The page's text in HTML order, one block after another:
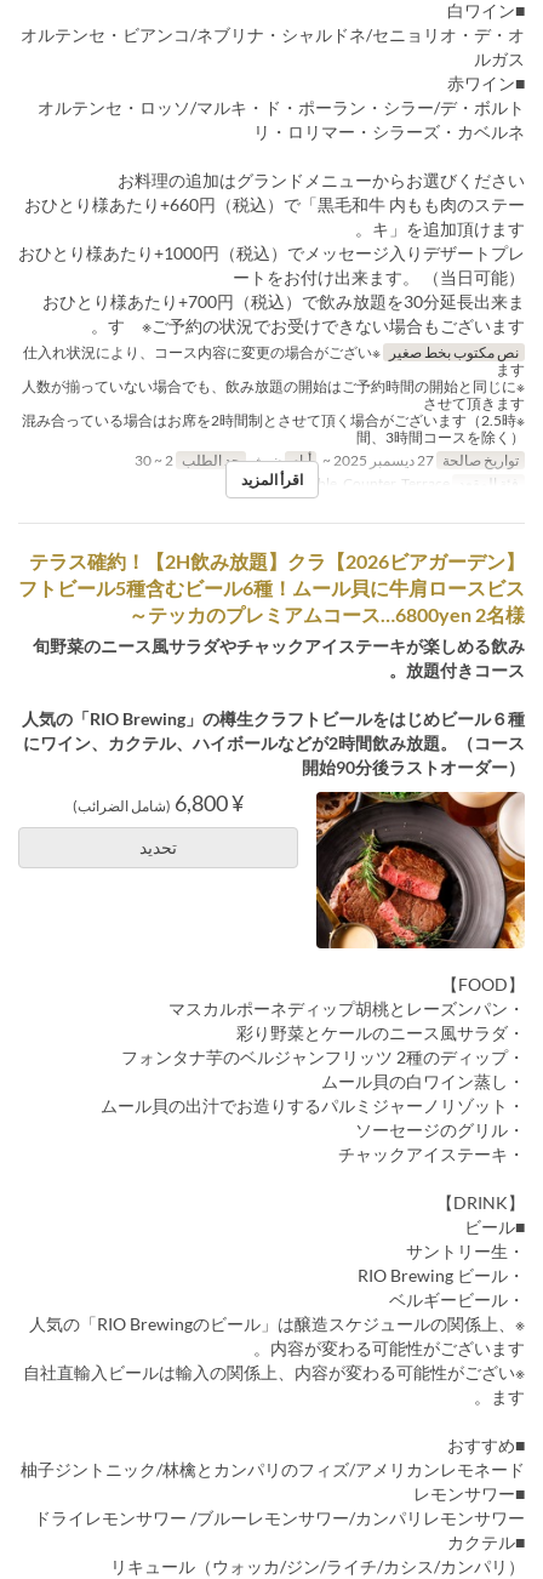
■白ワイン
オルテンセ・ビアンコ/ネブリナ・シャルドネ/セニョリオ・デ・オ
ルガス
■赤ワイン
オルテンセ・ロッソ/マルキ・ド・ポーラン・シラー/デ・ボルト
リ・ロリマー・シラーズ・カベルネ
お料理の追加はグランドメニューからお選びください
おひとり様あたり+660円（税込）で「黒毛和牛 内もも肉のステー
キ」を追加頂けます。
おひとり様あたり+1000円（税込）でメッセージ入りデザートプレ
ートをお付け出来ます。 （当日可能）
おひとり様あたり+700円（税込）で飲み放題を30分延長出来ま
す ※ご予約の状況でお受けできない場合もございます。
نص مكتوب بخط صغير
※仕入れ状況により、コース内容に変更の場合がござい
ます
※人数が揃っていない場合でも、飲み放題の開始はご予約時間の開始と同じに
させて頂きます
※混み合っている場合はお席を2時間制とさせて頂く場合がございます（2.5時
間、3時間コースを除く）
تواريخ صالحة
أيام ن, ث حد الطلب
فئة المقعد
اقرأ المزيد
【2026ビアガーデン】テラス確約！【2H飲み放題】クラ
フトビール5種含むビール6種！ムール貝に牛肩ロースビス
テッカのプレミアムコース…6800yen 2名様～
旬野菜のニース風サラダやチャックアイステーキが楽しめる飲み
放題付きコース。
人気の「RIO Brewing」の樽生クラフトビールをはじめビール６種
にワイン、カクテル、ハイボールなどが2時間飲み放題。（コース
開始90分後ラストオーダー）
¥ 6,800 (شامل الضرائب)
تحديد
【FOOD】
・マスカルポーネディップ胡桃とレーズンパン
・彩り野菜とケールのニース風サラダ
・フォンタナ芋のベルジャンフリッツ 2種のディップ
・ムール貝の白ワイン蒸し
・ムール貝の出汁でお造りするパルミジャーノリゾット
・ソーセージのグリル
・チャックアイステーキ
【DRINK】
■ビール
・サントリー生
・RIO Brewing ビール
・ベルギービール
※人気の「RIO Brewingのビール」は醸造スケジュールの関係上、
内容が変わる可能性がございます。
※自社直輸入ビールは輸入の関係上、内容が変わる可能性がござい
ます。
■おすすめ
柚子ジントニック/林檎とカンパリのフィズ/アメリカンレモネード
■レモンサワー
ドライレモンサワー /ブルーレモンサワー/カンパリレモンサワー
■カクテル
リキュール（ウォッカ/ジン/ライチ/カシス/カンパリ）